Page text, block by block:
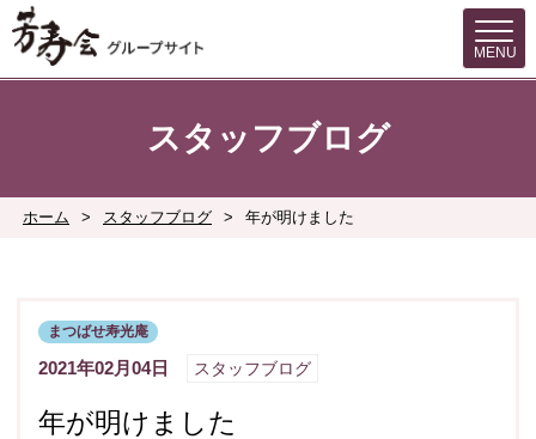
MENU
スタッフブログ
ホーム > スタッフブログ > 年が明けました
まつばせ寿光庵
2021年02月04日 スタッフブログ
年が明けました